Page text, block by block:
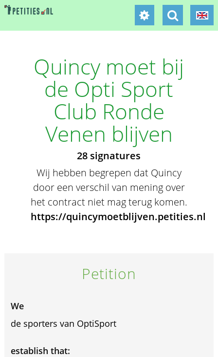
Quincy moet bij
de Opti Sport
Club Ronde
Venen blijven
28 signatures
Wij hebben begrepen dat Quincy
door een verschil van mening over
het contract niet mag terug komen.
https://quincymoetblijven.petities.nl
Petition
We
de sporters van OptiSport
establish that: